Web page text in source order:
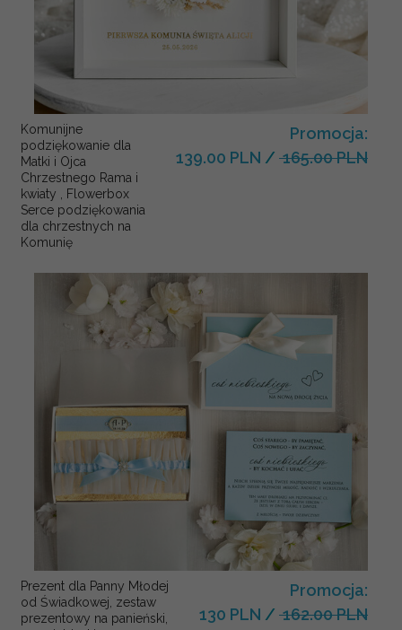
Komunijne
podziękowanie dla
Matki i Ojca
Chrzestnego Rama i
kwiaty , Flowerbox
Serce podziękowania
dla chrzestnych na
Komunię
Promocja:
139.00 PLN / 165.00 PLN
Prezent dla Panny Młodej
od Świadkowej, zestaw
prezentowy na panieński,
Promocja:
130 PLN / 162.00 PLN